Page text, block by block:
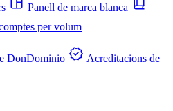
Panell de marca blanca
per volum
DonDominio
Acreditacions de